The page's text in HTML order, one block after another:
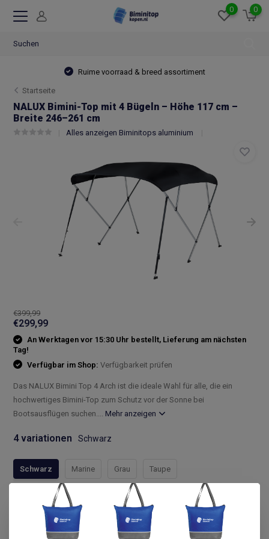
0 0
Ruime voorraad & breed assortiment
Startseite
NALUX Bimini-Top mit 4 Bügeln – Höhe 117 cm –
Breite 246–261 cm
Alles anzeigen Biminitops aluminium
€399,99
€299,99
An Werktagen vor 15:30 Uhr bestellt, Lieferung am nächsten
Tag!
Verfügbar im Shop:Verfügbarkeit prüfen
Das NALUX Bimini Top 4 Arch ist die ideale Wahl für alle, die ein
hochwertiges Bimini-Top zum Schutz vor der Sonne bei
Bootsausflügen suchen.... Mehr anzeigen
4 variationen Schwarz
Schwarz Marine Grau Taupe
Compleet assortiment
Snelle levering